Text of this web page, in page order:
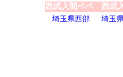
西武入間ペペ 西武
埼玉県西部
埼玉県